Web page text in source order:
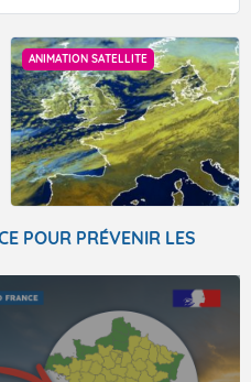
ANIMATION SATELLITE
POUR PRÉVENIR LES